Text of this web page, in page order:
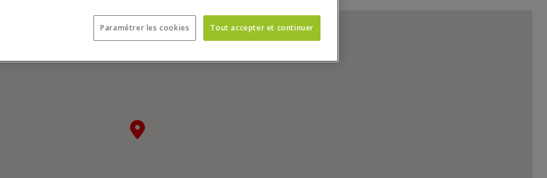
Nous vous conseillons donc de passer celle-ci.
Paramétrer les cookies Tout accepter et continuer